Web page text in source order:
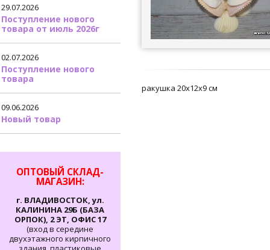
29.07.2026
Поступление нового
товара от июль 2026г
02.07.2026
Поступление нового
товара
09.06.2026
Новый товар
ОПТОВЫЙ СКЛАД-
МАГАЗИН:
г. ВЛАДИВОСТОК, ул.
КАЛИНИНА 29Б (БАЗА
ОРПОК), 2 ЭТ, ОФИС 17
(вход в середине
двухэтажного кирпичного
ракушка 20х12х9 см